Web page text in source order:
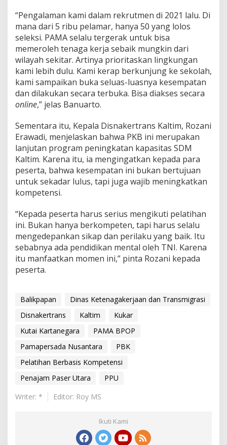
“Pengalaman kami dalam rekrutmen di 2021 lalu. Di
mana dari 5 ribu pelamar, hanya 50 yang lolos
seleksi. PAMA selalu tergerak untuk bisa
memeroleh tenaga kerja sebaik mungkin dari
wilayah sekitar. Artinya prioritaskan lingkungan
kami lebih dulu. Kami kerap berkunjung ke sekolah,
kami sampaikan buka seluas-luasnya kesempatan
dan dilakukan secara terbuka. Bisa diakses secara
online,” jelas Banuarto.
Sementara itu, Kepala Disnakertrans Kaltim, Rozani
Erawadi, menjelaskan bahwa PKB ini merupakan
lanjutan program peningkatan kapasitas SDM
Kaltim. Karena itu, ia mengingatkan kepada para
peserta, bahwa kesempatan ini bukan bertujuan
untuk sekadar lulus, tapi juga wajib meningkatkan
kompetensi.
“Kepada peserta harus serius mengikuti pelatihan
ini. Bukan hanya berkompeten, tapi harus selalu
mengedepankan sikap dan perilaku yang baik. Itu
sebabnya ada pendidikan mental oleh TNI. Karena
itu manfaatkan momen ini,” pinta Rozani kepada
peserta.
Balikpapan
Dinas Ketenagakerjaan dan Transmigrasi
Disnakertrans
Kaltim
Kukar
Kutai Kartanegara
PAMA BPOP
Pamapersada Nusantara
PBK
Pelatihan Berbasis Kompetensi
Penajam Paser Utara
PPU
Writer: *
Editor: Roy MS
Ikuti Kami